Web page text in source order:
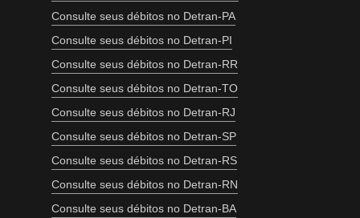
Consulte seus débitos no Detran-PA
Consulte seus débitos no Detran-PI
Consulte seus débitos no Detran-RR
Consulte seus débitos no Detran-TO
Consulte seus débitos no Detran-RJ
Consulte seus débitos no Detran-SP
Consulte seus débitos no Detran-RS
Consulte seus débitos no Detran-RN
Consulte seus débitos no Detran-BA